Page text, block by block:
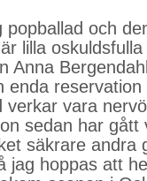
och
lilla
Anna
enda reservation
verkar vara
sedan har gått
säkrare andra
jag hoppas att